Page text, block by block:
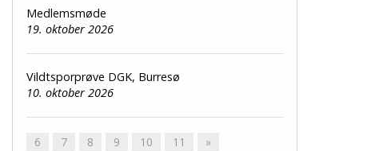
Medlemsmøde
19. oktober 2026
Vildtsporprøve DGK, Burresø
10. oktober 2026
6 7 8 9 10 11 »